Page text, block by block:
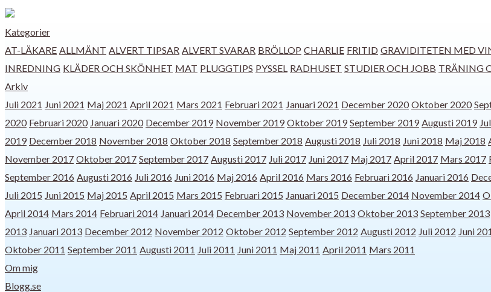
Kategorier
AT-LÄKARE ALLMÄNT ALVERT TIPSAR ALVERT SVARAR BRÖLLOP CHARLIE FRITID GRAVIDITETEN MED
INREDNING KLÄDER OCH SKÖNHET MAT PLUGGTIPS PYSSEL RADHUSET STUDIER OCH JOBB TRÄNING
Arkiv
Juli 2021 Juni 2021 Maj 2021 April 2021 Mars 2021 Februari 2021 Januari 2021 December 2020 Oktober 2020
2020 Februari 2020 Januari 2020 December 2019 November 2019 Oktober 2019 September 2019 Augusti 2019
2019 December 2018 November 2018 Oktober 2018 September 2018 Augusti 2018 Juli 2018 Juni 2018 Maj 2018
November 2017 Oktober 2017 September 2017 Augusti 2017 Juli 2017 Juni 2017 Maj 2017 April 2017 Mars 2017
September 2016 Augusti 2016 Juli 2016 Juni 2016 Maj 2016 April 2016 Mars 2016 Februari 2016 Januari 2016
Juli 2015 Juni 2015 Maj 2015 April 2015 Mars 2015 Februari 2015 Januari 2015 December 2014 November 2014
April 2014 Mars 2014 Februari 2014 Januari 2014 December 2013 November 2013 Oktober 2013 September 2013
2013 Januari 2013 December 2012 November 2012 Oktober 2012 September 2012 Augusti 2012 Juli 2012 Juni
Oktober 2011 September 2011 Augusti 2011 Juli 2011 Juni 2011 Maj 2011 April 2011 Mars 2011
Om mig
Blogg.se